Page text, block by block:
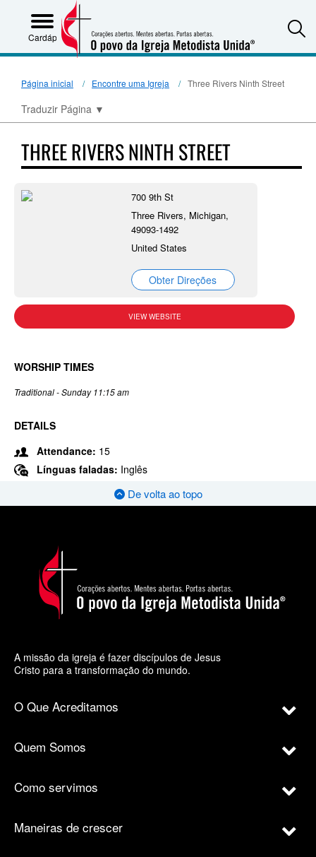
Cardápio
Página inicial Encontre uma Igreja Three Rivers Ninth Street
Traduzir Página ▼
THREE RIVERS NINTH STREET
700 9th St
Three Rivers, Michigan,
49093-1492
United States
Obter Direções
VIEW WEBSITE
WORSHIP TIMES
Traditional - Sunday 11:15 am
DETAILS
Attendance: 15
Línguas faladas: Inglês
De volta ao topo
A missão da igreja é fazer discípulos de Jesus
Cristo para a transformação do mundo.
O Que Acreditamos
Quem Somos
Como servimos
Maneiras de crescer